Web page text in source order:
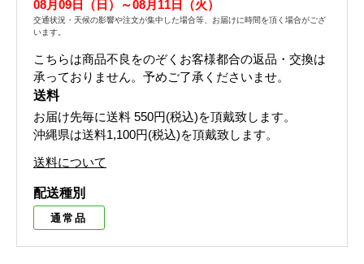
08月09日（日）～08月11日（火）
交通状況・天候の影響や注文が集中した場合等、お届けに時間を頂く場合がござ
います。
こちらは商品不良をのぞくお客様都合の返品・交換は
承っておりません。予めご了承くださいませ。
送料
お届け先毎に送料 550円(税込)を頂戴致します。
沖縄県は送料1,100円(税込)を頂戴致します。
送料について
配送種別
通常品